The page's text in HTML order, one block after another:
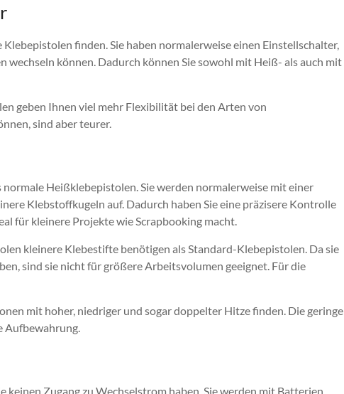
finden. Sie haben normalerweise einen Einstellschalter,
wechseln können. Dadurch können Sie sowohl mit Heiß- als auch mit
geben Ihnen viel mehr Flexibilität bei den Arten von
sind aber teurer.
Heißklebepistolen. Sie werden normalerweise mit einer
Klebstoffkugeln auf. Dadurch haben Sie eine präzisere Kontrolle
für kleinere Projekte wie Scrapbooking macht.
kleinere Klebestifte benötigen als Standard-Klebepistolen. Da sie
sind sie nicht für größere Arbeitsvolumen geeignet. Für die
mit hoher, niedriger und sogar doppelter Hitze finden. Die geringe
Aufbewahrung.
keinen Zugang zu Wechselstrom haben. Sie werden mit Batterien